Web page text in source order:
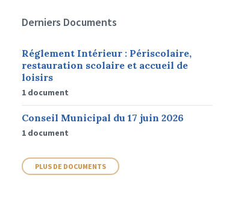
Derniers Documents
Réglement Intérieur : Périscolaire,
restauration scolaire et accueil de
loisirs
1 document
Conseil Municipal du 17 juin 2026
1 document
PLUS DE DOCUMENTS